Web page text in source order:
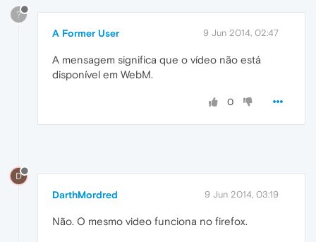
?
A Former User 9 Jun 2014, 02:47
A mensagem significa que o vídeo não está
disponível em WebM.
0
D
DarthMordred 9 Jun 2014, 03:19
Não. O mesmo video funciona no firefox.